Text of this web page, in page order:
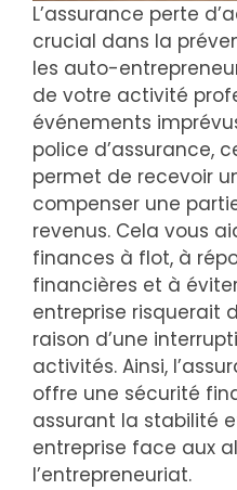
L’assurance perte
crucial dans la
les auto-
de votre activité
événements
police d’assurance,
permet de recevoir
compenser une
revenus. Cela vous
finances à flot, à
financières et à
entreprise risquerait
raison d’une
activités. Ainsi,
offre une sécurité
assurant la stabilité
entreprise face aux
l’entrepreneuriat.